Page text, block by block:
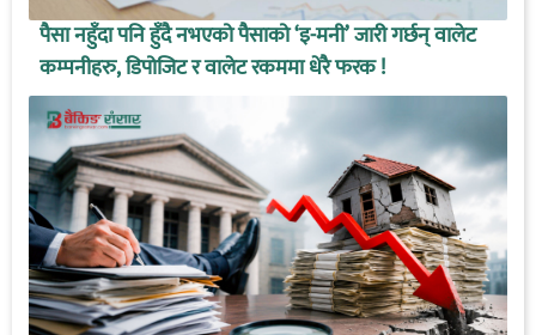
पैसा नहुँदा पनि हुँदै नभएको पैसाको ‘इ-मनी’ जारी गर्छन् वालेट
कम्पनीहरु, डिपोजिट र वालेट रकममा धेरै फरक !